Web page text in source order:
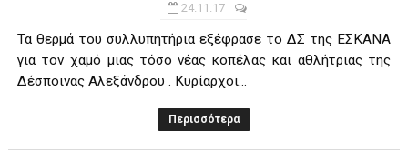
24.11.17
Τα θερμά του συλλυπητήρια εξέφρασε το ΔΣ της ΕΣΚΑΝΑ
για τον χαμό μιας τόσο νέας κοπέλας και αθλήτριας της
Δέσποινας Αλεξάνδρου . Κυρίαρχοι...
Περισσότερα